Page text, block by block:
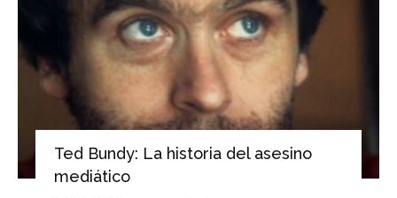
Ted Bundy: La historia del asesino
mediático